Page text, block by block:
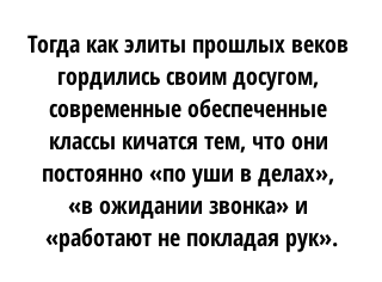
Тогда как элиты прошлых веков
гордились своим досугом,
современные обеспеченные
классы кичатся тем, что они
постоянно «по уши в делах»,
«в ожидании звонка» и
«работают не покладая рук».